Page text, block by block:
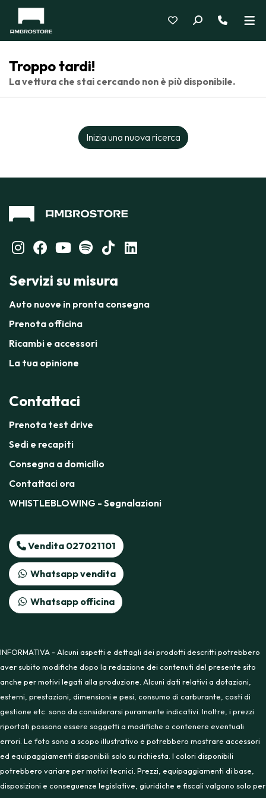
Troppo tardi!
La vettura che stai cercando non è più disponibile.
Inizia una nuova ricerca
Servizi su misura
Auto nuove in pronta consegna
Prenota officina
Ricambi e accessori
La tua opinione
Contattaci
Prenota test drive
Sedi e recapiti
Consegna a domicilio
Contattaci ora
WHISTLEBLOWING - Segnalazioni
Vendita 027021101
Whatsapp vendita
Whatsapp officina
INFORMATIVA - Alcuni aspetti e dettagli dei prodotti descritti potrebbero
aver subito modifiche dopo la redazione dei contenuti del presente sito
anche per motivi legati alla produzione. Alcuni dati relativi a dotazioni,
esterni, prestazioni, dimensioni e pesi, consumo di carburante, costi di
gestione etc. sono da considerarsi puramente indicativi. Inoltre, i prezzi
riportati possono essere soggetti a modifiche o contenere eventuali
errori. Le foto sono a scopo illustrativo e potrebbero mostrare accessori
ed equipaggiamenti disponibili solo su richiesta. I colori disponibili
potrebbero variare per motivi tecnici. Prezzi, equipaggiamenti di base,
disposizioni e conseguenze legislative, giuridiche e fiscali valgono solo per